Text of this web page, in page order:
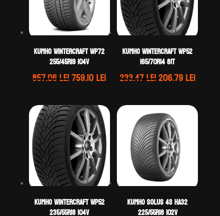
Kumho WINTERCRAFT WP72
255/45R19 104V
857.06leiPrețul
a
fost:
857.06 lei.
759.10leiPrețul
este:
759.10 lei.
Kumho WINTERCRAFT WP52
165/70R14 81T
233.47leiPrețul
a
fost:
233.47 lei.
206.79leiPrețul
este:
Kumho WINTERCRAFT WP52
235/55R18 104V
Kumho SOLUS 4S HA32
225/55R18 102V